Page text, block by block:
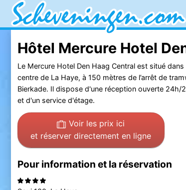
Hôtel Mercure Hotel
Le Mercure Hotel Den Haag Central est situé dans
centre de La Haye, à 150 mètres de l’arrêt de
Bierkade. Il dispose d'une réception ouverte 24h/
et d'un service d'étage.
Voir les prix ici
et réserver directement en ligne
Pour information et la réservation